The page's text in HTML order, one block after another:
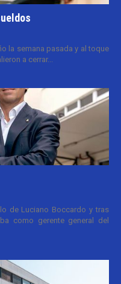
la semana pasada y al toque
a cerrar...
de Luciano Boccardo y tras
como gerente general del